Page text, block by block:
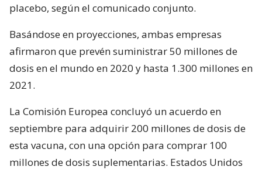
placebo, según el comunicado conjunto.
Basándose en proyecciones, ambas empresas
afirmaron que prevén suministrar 50 millones de
dosis en el mundo en 2020 y hasta 1.300 millones en
2021.
La Comisión Europea concluyó un acuerdo en
septiembre para adquirir 200 millones de dosis de
esta vacuna, con una opción para comprar 100
millones de dosis suplementarias. Estados Unidos